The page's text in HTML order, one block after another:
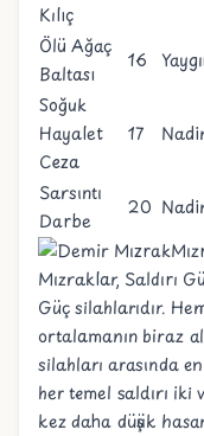
Kılıç
Ölü Ağaç
Baltası
16
Soğuk
Hayalet
Ceza
17
Sarsıntı
Darbe
20
Mızraklar, Saldırı
Güç silahlarıdır.
ortalamanın biraz
silahları arasında
her temel saldırı
kez daha düşük